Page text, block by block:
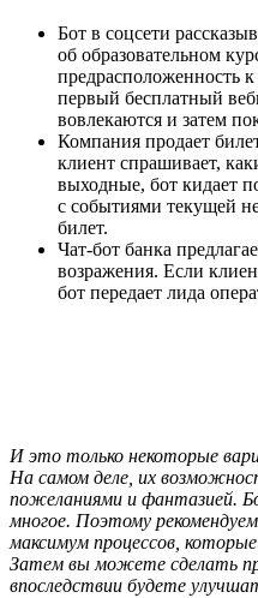
Бот в соцсети
об образовательном
предрасположенность
первый бесплатный
вовлекаются и затем
Компания продает
клиент спрашивает,
выходные, бот кидает
с событиями текущей
билет.
Чат-бот банка
возражения. Если
бот передает лида
И это только некоторые
На самом деле, их
пожеланиями и фантазией.
многое. Поэтому
максимум процессов,
Затем вы можете сделать
впоследствии будете